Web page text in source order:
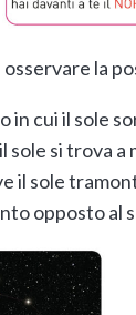
osservare la
in cui il sole
sole si trova
il sole
opposto al